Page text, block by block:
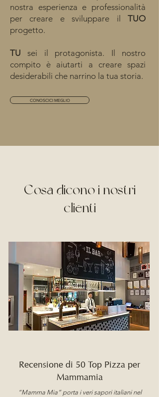
nostra esperienza e professionalità
per creare e sviluppare il TUO
progetto.
TU sei il protagonista. Il nostro
compito è aiutarti a creare spazi
desiderabili che narrino la tua storia.
CONOSCICI MEGLIO
Cosa dicono i nostri
clienti
Recensione di 50 Top Pizza per
Mammamia
“Mamma Mia” porta i veri sapori italiani nel